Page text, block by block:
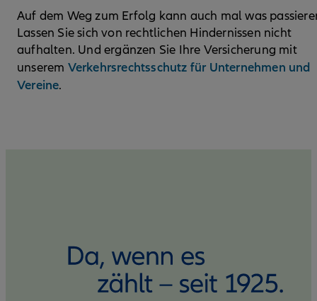
Auf dem Weg zum Erfolg kann auch mal was
Lassen Sie sich von rechtlichen Hindernissen nicht
aufhalten. Und ergänzen Sie Ihre Versicherung mit
unserem Verkehrsrechtsschutz für Unternehmen und
Vereine.